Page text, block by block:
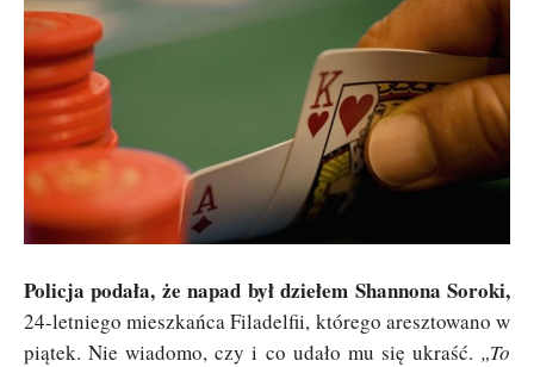
Policja podała, że napad był dziełem Shannona Soroki,
24-letniego mieszkańca Filadelfii, którego aresztowano w
piątek. Nie wiadomo, czy i co udało mu się ukraść. „To